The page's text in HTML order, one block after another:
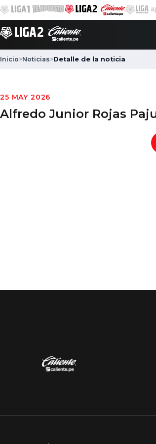
Inicio>Noticias>Detalle de la noticia
25 MAY 2026
Alfredo Junior Rojas